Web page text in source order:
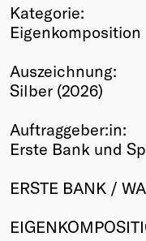
Winners
2026
Annual
Kategorie:
Eigenkomposition
Auszeichnung:
Silber (2026)
Auftraggeber:in:
Erste Bank und
ERSTE BANK /